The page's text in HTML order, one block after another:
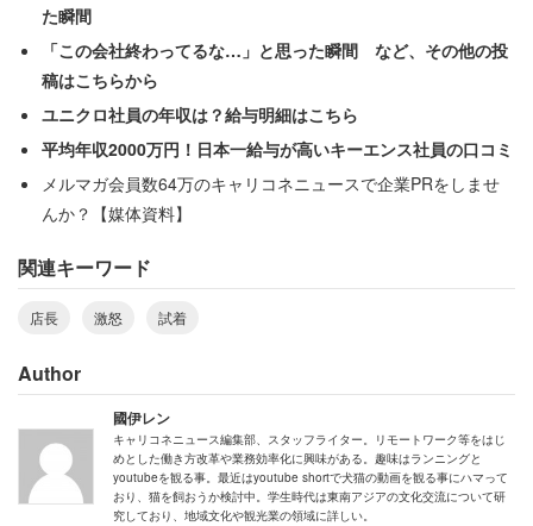
店長自らこんな対応のせいなのか、この売り場はいつ行っ
ても大体空いているそうだ。女性はこのファッションブラ
ンド自体は好きなのでたまに来店するそうだが、店内が空
いているせいでこの失礼な店員に話しかけられることも多
なってほしいと思っています」
た瞬間
「この会社終わってるな…」と思った瞬間 など、その他の投
稿はこちらから
ユニクロ社員の年収は？給与明細はこちら
平均年収2000万円！日本一給与が高いキーエンス社員の口コミ
メルマガ会員数64万のキャリコネニュースで企業PRをしませ
んか？【媒体資料】
関連キーワード
店長 激怒 試着
Author
國伊レン
キャリコネニュース編集部、スタッフライター。リモートワーク等をはじ
めとした働き方改革や業務効率化に興味がある。趣味はランニングと
youtubeを観る事。最近はyoutube shortで犬猫の動画を観る事にハマって
おり、猫を飼おうか検討中。学生時代は東南アジアの文化交流について研
究しており、地域文化や観光業の領域に詳しい。